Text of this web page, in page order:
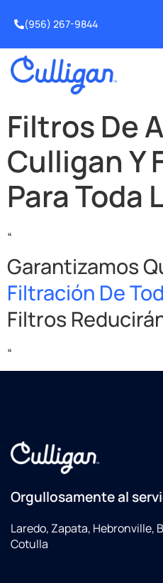
(956) 267-9844
Filtros De
Culligan Y
Para Toda
“
Garantizamos
Filtración De
Filtros
“
Orgullosamente al
Laredo, Zapata, Hebronville,
Cotulla